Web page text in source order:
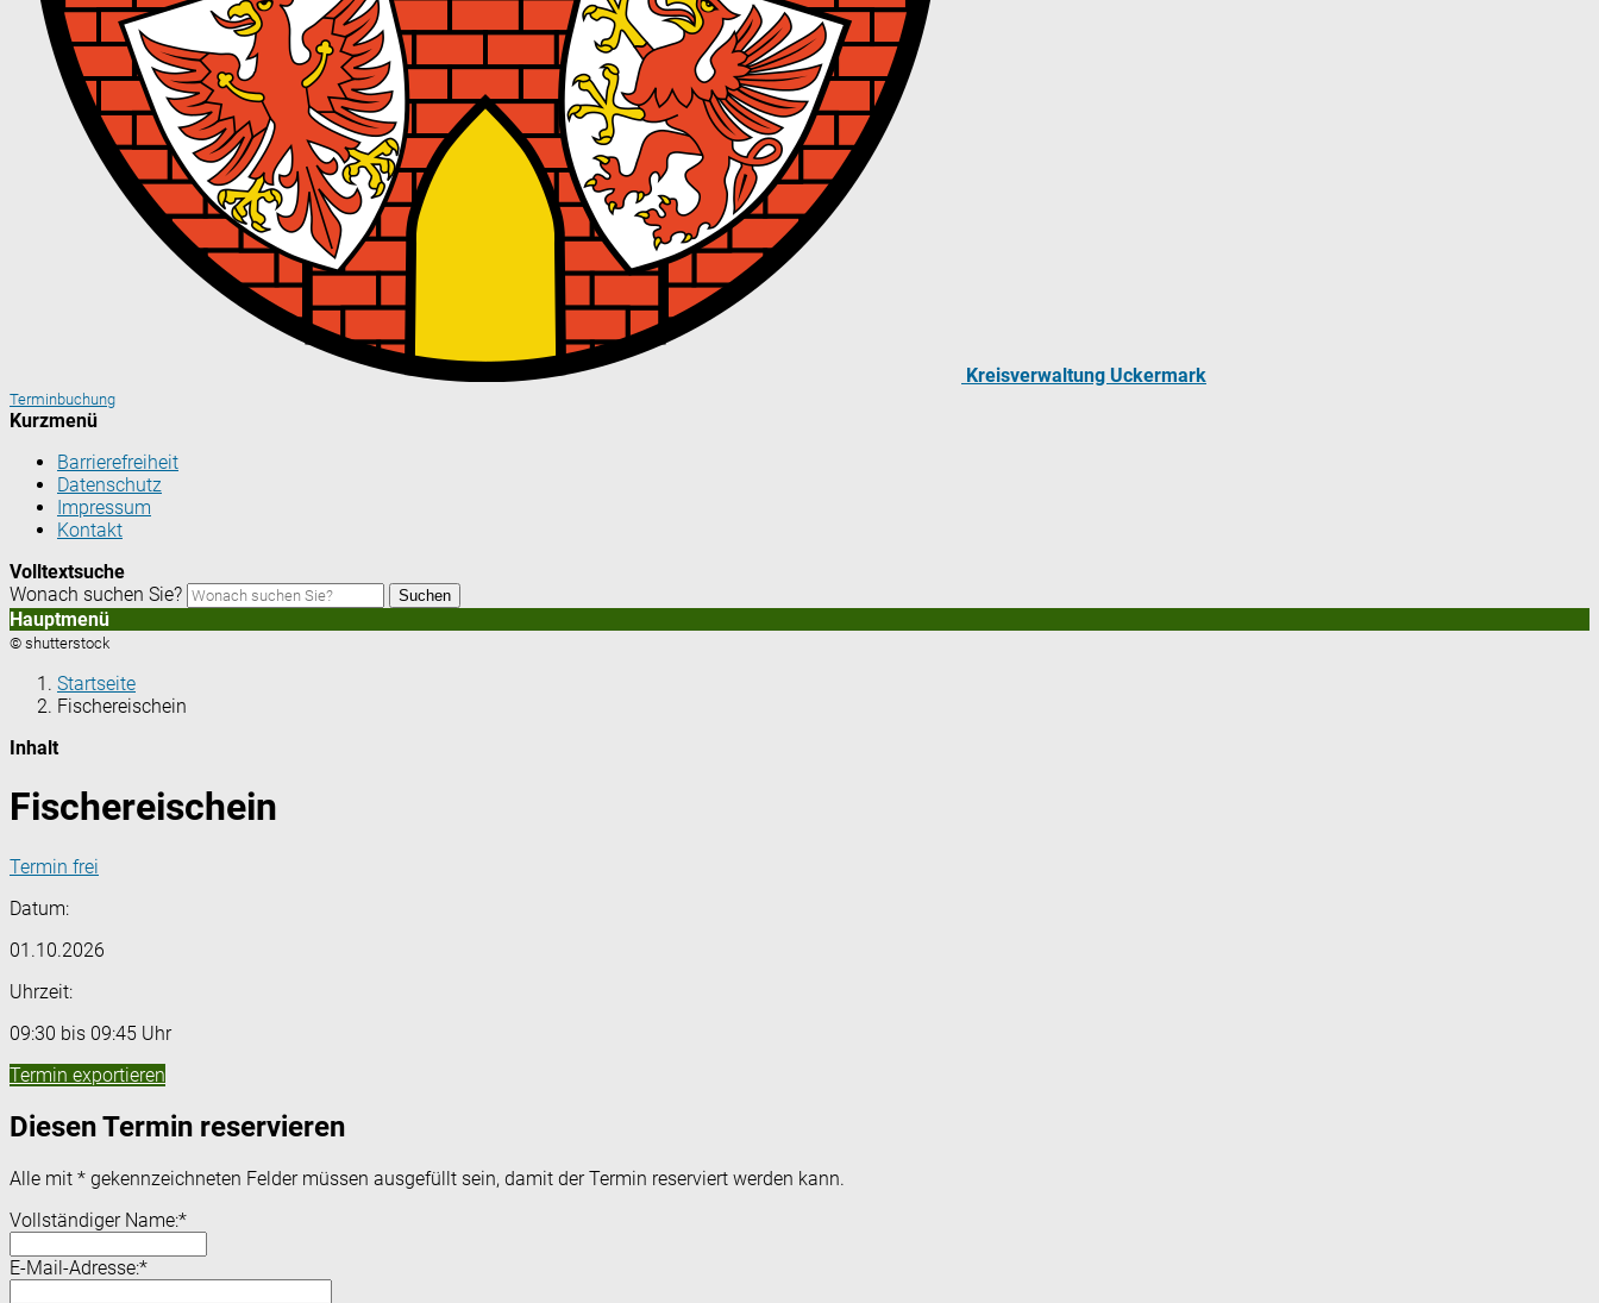
Kreisverwaltung Uckermark
Terminbuchung
Kurzmenü
Barrierefreiheit
Datenschutz
Impressum
Kontakt
Volltextsuche
Wonach suchen Sie?
Suchen
Hauptmenü
© shutterstock
Startseite
Fischereischein
Inhalt
Fischereischein
Termin frei
Datum:
01.10.2026
Uhrzeit:
09:30 bis 09:45 Uhr
Termin exportieren
Diesen Termin reservieren
Alle mit * gekennzeichneten Felder müssen ausgefüllt sein, damit der Termin reserviert werden kann.
Vollständiger Name:*
E-Mail-Adresse:*